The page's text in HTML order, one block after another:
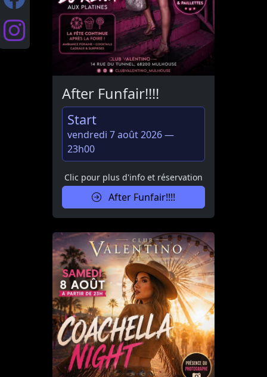
After Funfair!!!!
Start
vendredi 7 août 2026 —
23h00
Clic pour plus d'info et réservation
After Funfair!!!!